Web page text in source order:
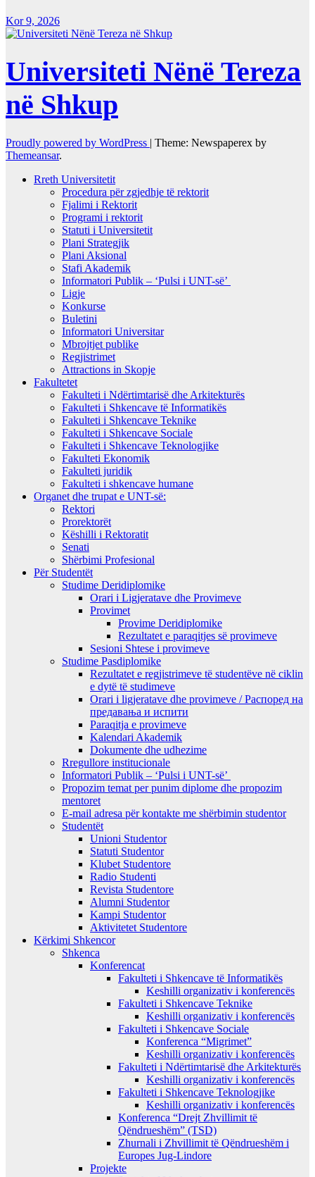
Kor 9, 2026
Universiteti Nënë Tereza
në Shkup
Proudly powered by WordPress | Theme: Newspaperex by
Themeansar.
Rreth Universitetit
Procedura për zgjedhje të rektorit
Fjalimi i Rektorit
Programi i rektorit
Statuti i Universitetit
Plani Strategjik
Plani Aksional
Stafi Akademik
Informatori Publik – ‘Pulsi i UNT-së’
Ligje
Konkurse
Buletini
Informatori Universitar
Mbrojtjet publike
Regjistrimet
Attractions in Skopje
Fakultetet
Fakulteti i Ndërtimtarisë dhe Arkitekturës
Fakulteti i Shkencave të Informatikës
Fakulteti i Shkencave Teknike
Fakulteti i Shkencave Sociale
Fakulteti i Shkencave Teknologjike
Fakulteti Ekonomik
Fakulteti juridik
Fakulteti i shkencave humane
Organet dhe trupat e UNT-së:
Rektori
Prorektorët
Këshilli i Rektoratit
Senati
Shërbimi Profesional
Për Studentët
Studime Deridiplomike
Orari i Ligjeratave dhe Provimeve
Provimet
Provime Deridiplomike
Rezultatet e paraqitjes së provimeve
Sesioni Shtese i provimeve
Studime Pasdiplomike
Rezultatet e regjistrimeve të studentëve në ciklin
e dytë të studimeve
Orari i ligjeratave dhe provimeve / Распоред на
предавањa и испити
Paraqitja e provimeve
Kalendari Akademik
Dokumente dhe udhezime
Rregullore institucionale
Informatori Publik – ‘Pulsi i UNT-së’
Propozim temat per punim diplome dhe propozim
mentoret
E-mail adresa për kontakte me shërbimin studentor
Studentët
Unioni Studentor
Statuti Studentor
Klubet Studentore
Radio Studenti
Revista Studentore
Alumni Studentor
Kampi Studentor
Aktivitetet Studentore
Kërkimi Shkencor
Shkenca
Konferencat
Fakulteti i Shkencave të Informatikës
Keshilli organizativ i konferencës
Fakulteti i Shkencave Teknike
Keshilli organizativ i konferencës
Fakulteti i Shkencave Sociale
Konferenca “Migrimet”
Keshilli organizativ i konferencës
Fakulteti i Ndërtimtarisë dhe Arkitekturës
Keshilli organizativ i konferencës
Fakulteti i Shkencave Teknologjike
Keshilli organizativ i konferencës
Konferenca “Drejt Zhvillimit të
Qëndrueshëm” (TSD)
Zhurnali i Zhvillimit të Qëndrueshëm i
Europes Jug-Lindore
Projekte